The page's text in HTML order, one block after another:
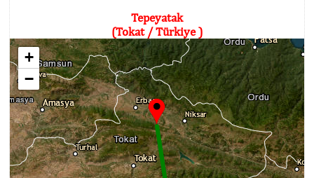
Tepeyatak
(Tokat / Türkiye )
+
−